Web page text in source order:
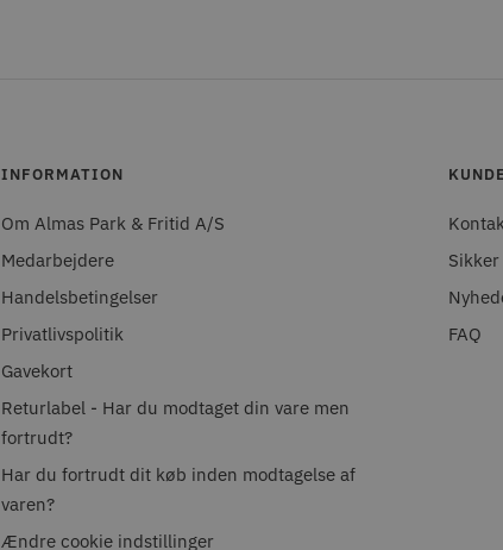
INFORMATION
Om Almas Park & Fritid A/S
Medarbejdere
Handelsbetingelser
Privatlivspolitik
Gavekort
Returlabel - Har du modtaget din vare men
fortrudt?
Har du fortrudt dit køb inden modtagelse af
varen?
Ændre cookie indstillinger
FAQ